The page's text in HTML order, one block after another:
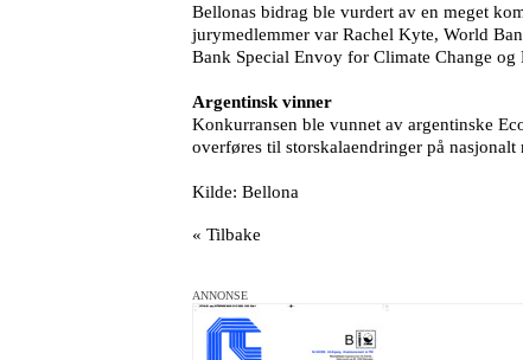
Bellonas bidrag ble vurdert av en meget
jurymedlemmer var Rachel Kyte, World
Bank Special Envoy for Climate Change
Argentinsk vinner
Konkurransen ble vunnet av argentinske
overføres til storskalaendringer på nasjonalt
Kilde: Bellona
« Tilbake
ANNONSE